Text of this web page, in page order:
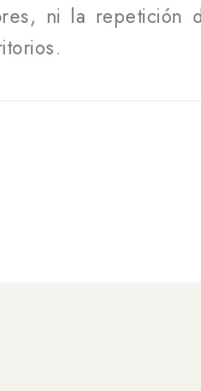
ni la repetición